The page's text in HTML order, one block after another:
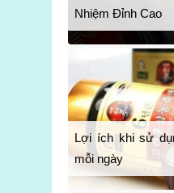
Nhiệm Đỉnh Cao
Lợi ích khi sử
mỗi ngày